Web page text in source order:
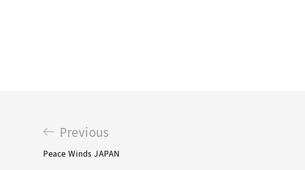
Previous
Peace Winds JAPAN